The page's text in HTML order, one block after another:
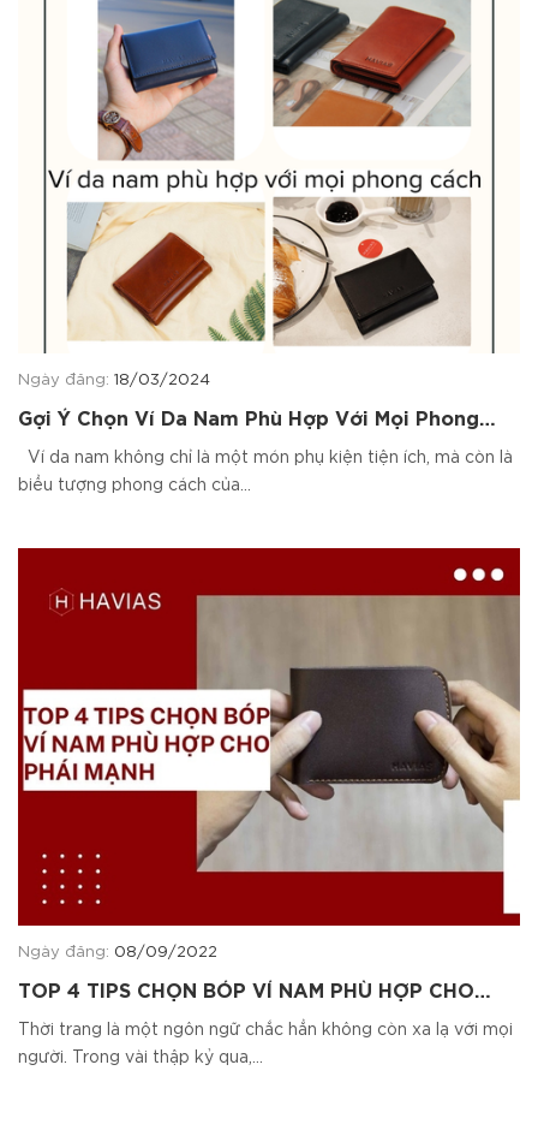
Ngày đăng: 18/03/2024
Gợi Ý Chọn Ví Da Nam Phù Hợp Với Mọi Phong
Cách
Ví da nam không chỉ là một món phụ kiện tiện ích, mà còn là
biểu tượng phong cách của...
Ngày đăng: 08/09/2022
TOP 4 TIPS CHỌN BÓP VÍ NAM PHÙ HỢP CHO
Thời trang là một ngôn ngữ chắc hẳn không còn xa lạ với mọi
người. Trong vài thập kỷ qua,...